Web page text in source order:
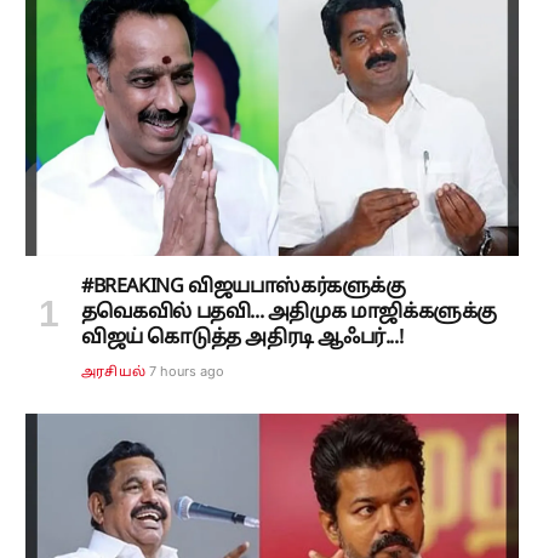
#BREAKING விஜயபாஸ்கர்களுக்கு
தவெகவில் பதவி... அதிமுக மாஜிக்களுக்கு
விஜய் கொடுத்த அதிரடி ஆஃபர்...!
அரசியல் 7 hours ago